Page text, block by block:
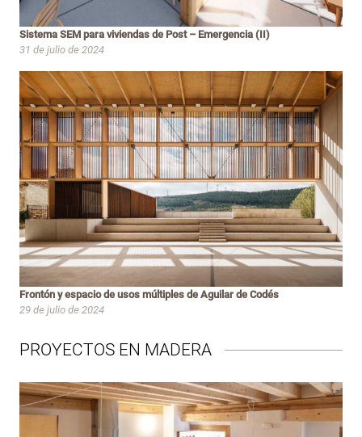
Sistema SEM para viviendas de Post – Emergencia (II)
31 de julio de 2024
Frontón y espacio de usos múltiples de Aguilar de Codés
29 de julio de 2024
PROYECTOS EN MADERA